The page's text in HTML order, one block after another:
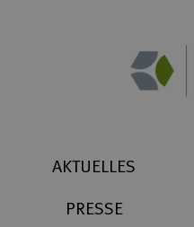
AKTUELLES
PRESSE